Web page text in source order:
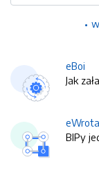
eBoi
Jak
eWrota
BIPy